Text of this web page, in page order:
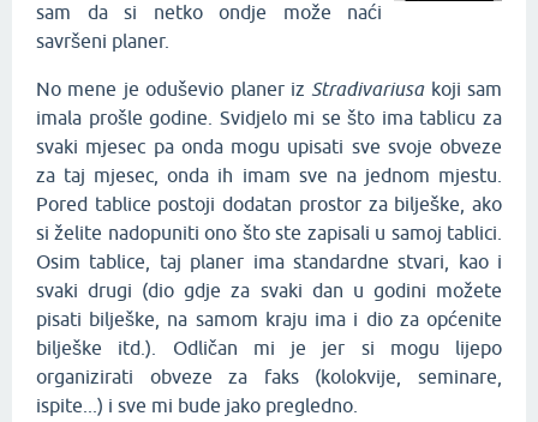
sam da si netko ondje može naći
savršeni planer.
No mene je oduševio planer iz Stradivariusakoji sam
imala prošle godine. Svidjelo mi se što ima tablicu za
svaki mjesec pa onda mogu upisati sve svoje obveze
za taj mjesec, onda ih imam sve na jednom mjestu.
Pored tablice postoji dodatan prostor za bilješke, ako
si želite nadopuniti ono što ste zapisali u samoj tablici.
Osim tablice, taj planer ima standardne stvari, kao i
svaki drugi (dio gdje za svaki dan u godini možete
pisati bilješke, na samom kraju ima i dio za općenite
bilješke itd.). Odličan mi je jer si mogu lijepo
organizirati obveze za faks (kolokvije, seminare,
ispite...) i sve mi bude jako pregledno.